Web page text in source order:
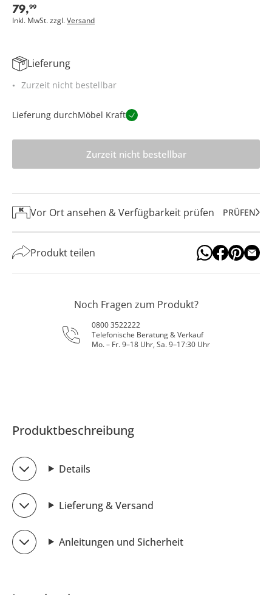
79,99
Inkl. MwSt. zzgl.Versand
Lieferung
Zurzeit nicht bestellbar
Lieferung durchMöbel Kraft
Zurzeit nicht bestellbar
Vor Ort ansehen & Verfügbarkeit prüfen PRÜFEN
Produkt teilen
Noch Fragen zum Produkt?
0800 3522222
Telefonische Beratung & Verkauf
Mo. – Fr. 9–18 Uhr, Sa. 9–17:30 Uhr
Produktbeschreibung
Details
Lieferung & Versand
Anleitungen und Sicherheit